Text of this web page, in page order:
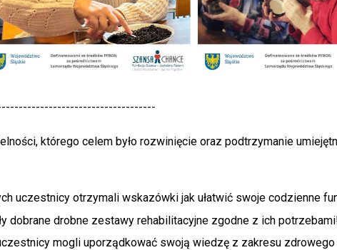
którego celem było rozwinięcie oraz podtrzymanie
uczestnicy otrzymali wskazówki jak ułatwić swoje codzienne
dobrane drobne zestawy rehabilitacyjne zgodne z ich
mogli uporządkować swoją wiedzę z zakresu